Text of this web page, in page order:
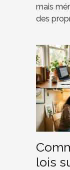
mais
des
lois